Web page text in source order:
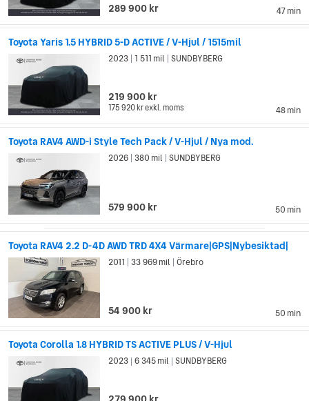
47 min
289 900 kr
Toyota Yaris 1.5 HYBRID 5-D ACTIVE / V-Hjul / 1515mil
48 min
2023 1 511 mil SUNDBYBERG
219 900 kr
175 920 krexkl. moms
Toyota RAV4 AWD-i Style Tech Pack / V-Hjul / Nya mod.
50 min
2026 380 mil SUNDBYBERG
579 900 kr
Toyota RAV4 2.2 D-4D AWD TRD 4X4 Värmare|GPS|Nybesiktad|
50 min
2011 33 969 mil Örebro
54 900 kr
Toyota Corolla 1.8 HYBRID TS ACTIVE PLUS / V-Hjul
2023 6 345 mil SUNDBYBERG